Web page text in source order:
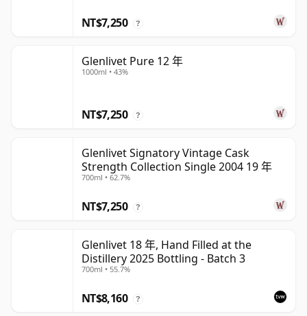
NT$7,250 ?
Glenlivet Pure 12 年
1000ml • 43%
NT$7,250 ?
Glenlivet Signatory Vintage Cask
Strength Collection Single 2004 19 年
700ml • 62.7%
NT$7,250 ?
Glenlivet 18 年, Hand Filled at the
Distillery 2025 Bottling - Batch 3
700ml • 55.7%
NT$8,160 ?